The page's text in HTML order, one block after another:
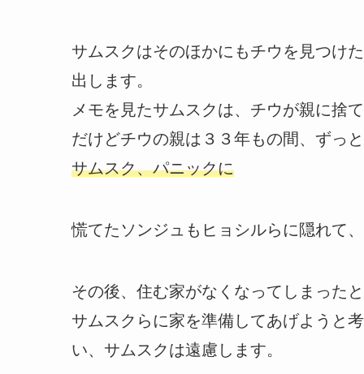
サムスクはそのほかにもチウを見つけ
出します。
メモを見たサムスクは、チウが親に捨
だけどチウの親は３３年もの間、ずっ
サムスク、パニックに
慌てたソンジュもヒョシルらに隠れて
その後、住む家がなくなってしまった
サムスクらに家を準備してあげようと
い、サムスクは遠慮します。